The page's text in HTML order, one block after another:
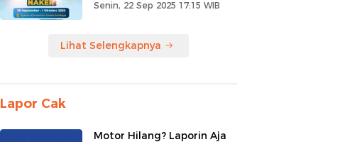
Senin, 22 Sep 2025 17:15 WIB
Lihat Selengkapnya
Lapor Cak
Motor Hilang? Laporin Aja